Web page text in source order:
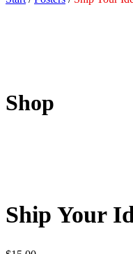
Shop
Ship Your